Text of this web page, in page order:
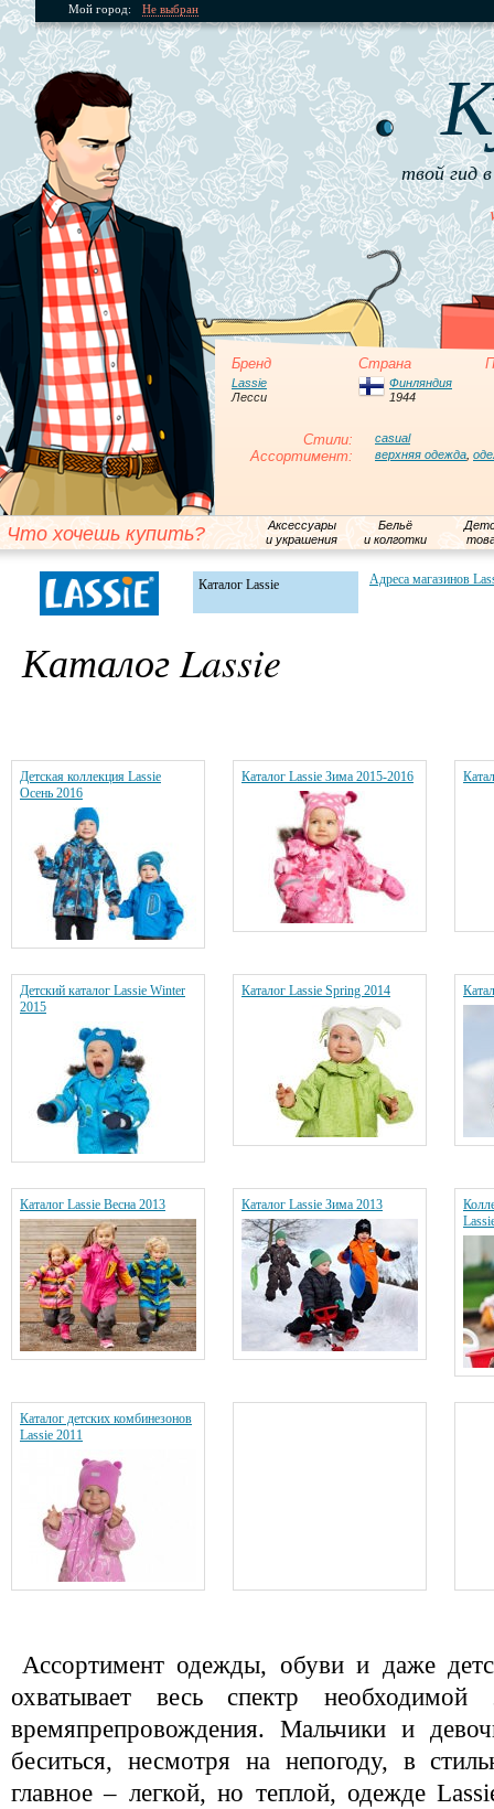
Мой город: Не выбран
твой гид
Бренд Страна
Lassie
Лесси
Финляндия
1944
Стили: casual
Ассортимент: верхняя одежда
Что хочешь купить?
Аксессуары
и украшения
Бельё
и колготки
Каталог Lassie Адреса магазинов
Каталог Lassie
Детская коллекция Lassie
Осень 2016
Каталог Lassie Зима 2015-2016
Детский каталог Lassie Winter
2015
Каталог Lassie Spring 2014
Каталог Lassie Весна 2013 Каталог Lassie Зима 2013
Каталог детских комбинезонов
Lassie 2011
Ассортимент одежды, обуви и даже
охватывает весь спектр необходимой
времяпрепровождения. Мальчики и
беситься, несмотря на непогоду, в
главное – легкой, но теплой, одежде